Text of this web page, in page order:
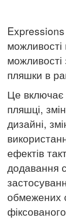
Expressions
пляшки в
Це включає
пляшці,
дизайні,
ефектів
додавання
обмежених
фіксованого